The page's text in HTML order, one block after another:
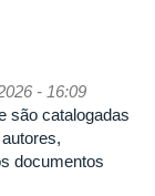
- 16:09
são catalogadas
documentos